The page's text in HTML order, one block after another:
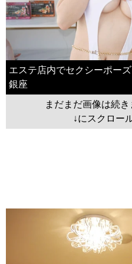
エステ店内でセクシーポー
銀座
まだまだ画像は続き
↓にスクロー